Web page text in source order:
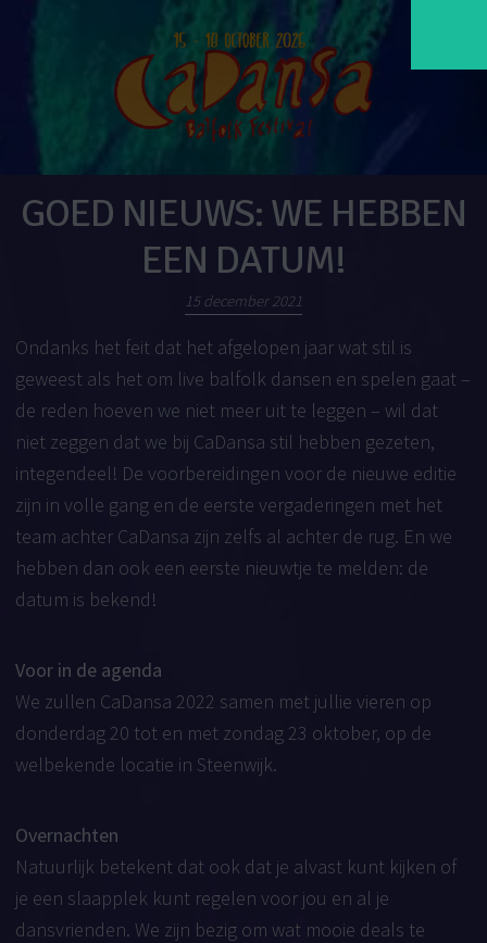
GOED NIEUWS: WE HEBBEN
EEN DATUM!
15 december 2021
Ondanks het feit dat het afgelopen jaar wat stil is
geweest als het om live balfolk dansen en spelen gaat –
de reden hoeven we niet meer uit te leggen – wil dat
niet zeggen dat we bij CaDansa stil hebben gezeten,
integendeel! De voorbereidingen voor de nieuwe editie
zijn in volle gang en de eerste vergaderingen met het
team achter CaDansa zijn zelfs al achter de rug. En we
hebben dan ook een eerste nieuwtje te melden: de
datum is bekend!
Voor in de agenda
We zullen CaDansa 2022 samen met jullie vieren op
donderdag 20 tot en met zondag 23 oktober, op de
welbekende locatie in Steenwijk.
Overnachten
Natuurlijk betekent dat ook dat je alvast kunt kijken of
je een slaapplek kunt regelen voor jou en al je
dansvrienden. We zijn bezig om wat mooie deals te